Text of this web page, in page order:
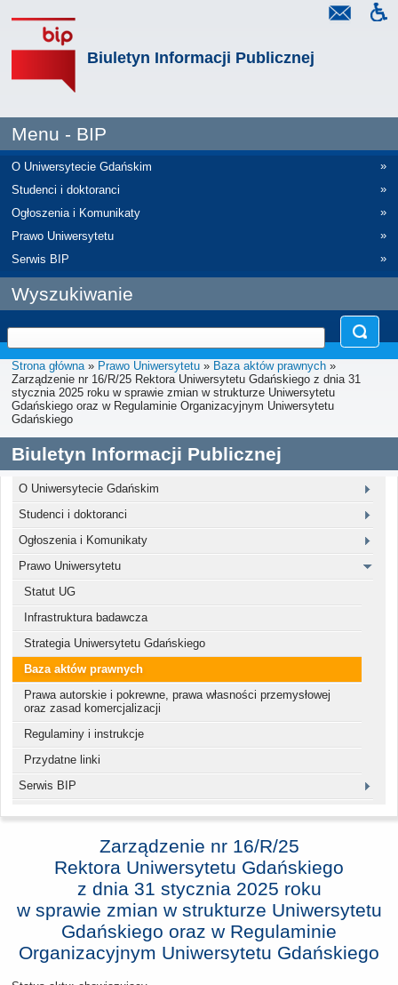
Biuletyn Informacji Publicznej
Menu - BIP
O Uniwersytecie Gdańskim
»
Studenci i doktoranci
»
Ogłoszenia i Komunikaty
»
Prawo Uniwersytetu
»
Serwis BIP
»
Wyszukiwanie
Strona główna» Prawo Uniwersytetu » Baza aktów prawnych »
Zarządzenie nr 16/R/25 Rektora Uniwersytetu Gdańskiego z dnia 31
stycznia 2025 roku w sprawie zmian w strukturze Uniwersytetu
Gdańskiego oraz w Regulaminie Organizacyjnym Uniwersytetu
Gdańskiego
Biuletyn Informacji Publicznej
O Uniwersytecie Gdańskim
Studenci i doktoranci
Ogłoszenia i Komunikaty
Prawo Uniwersytetu
Statut UG
Infrastruktura badawcza
Strategia Uniwersytetu Gdańskiego
Baza aktów prawnych
Prawa autorskie i pokrewne, prawa własności przemysłowej
oraz zasad komercjalizacji
Regulaminy i instrukcje
Przydatne linki
Serwis BIP
Zarządzenie nr 16/R/25
Rektora Uniwersytetu Gdańskiego
z dnia 31 stycznia 2025 roku
w sprawie zmian w strukturze Uniwersytetu
Gdańskiego oraz w Regulaminie
Organizacyjnym Uniwersytetu Gdańskiego